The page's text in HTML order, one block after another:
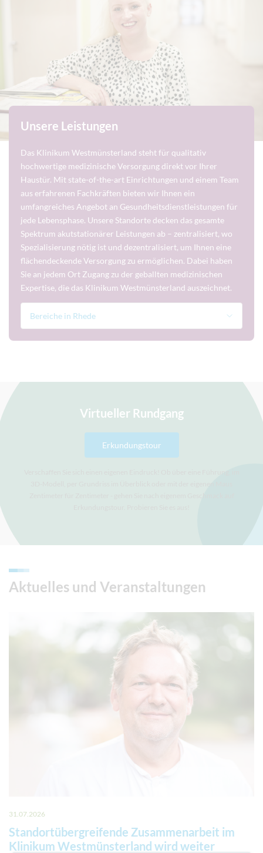
Unsere Leistungen
Das Klinikum Westmünsterland steht für qualitativ
hochwertige medizinische Versorgung direkt vor Ihrer
Haustür. Mit state-of-the-art Einrichtungen und einem Team
aus erfahrenen Fachkräften bieten wir Ihnen ein
umfangreiches Angebot an Gesundheitsdienstleistungen für
jede Lebensphase. Unsere Standorte decken das gesamte
Spektrum akutstationärer Leistungen ab – zentralisiert, wo
Spezialisierung nötig ist und dezentralisiert, um Ihnen eine
flächendeckende Versorgung zu ermöglichen. Dabei haben
Sie an jedem Ort Zugang zu der geballten medizinischen
Expertise, die das Klinikum Westmünsterland auszeichnet.
Bereiche in Rhede
Virtueller Rundgang
Erkundungstour
Aktuelles und Veranstaltungen
31.07.2026
Standortübergreifende Zusammenarbeit im
Klinikum Westmünsterland wird weiter